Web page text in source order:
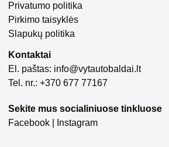
Privatumo politika
Pirkimo taisyklės
Slapukų politika
Kontaktai
El. paštas: info@vytautobaldai.lt
Tel. nr.: +370 677 77167
Sekite mus socialiniuose tinkluose
Facebook
Instagram